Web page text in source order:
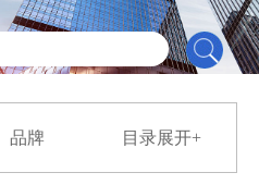
品牌 目录展开+